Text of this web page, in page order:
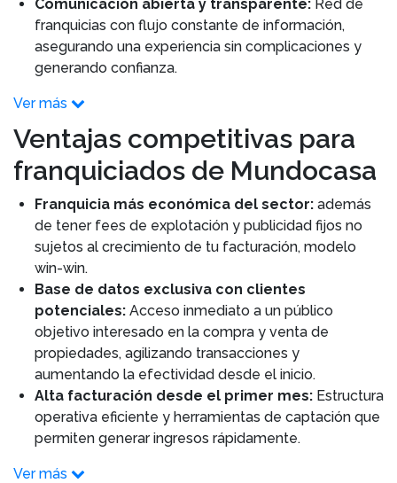
Comunicación abierta y transparente: Red de
franquicias con flujo constante de información,
asegurando una experiencia sin complicaciones y
generando confianza.
Ver más
Ventajas competitivas para
franquiciados de Mundocasa
Franquicia más económica del sector: además
de tener fees de explotación y publicidad fijos no
sujetos al crecimiento de tu facturación, modelo
win-win.
Base de datos exclusiva con clientes
potenciales: Acceso inmediato a un público
objetivo interesado en la compra y venta de
propiedades, agilizando transacciones y
aumentando la efectividad desde el inicio.
Alta facturación desde el primer mes: Estructura
operativa eficiente y herramientas de captación que
permiten generar ingresos rápidamente.
Ver más